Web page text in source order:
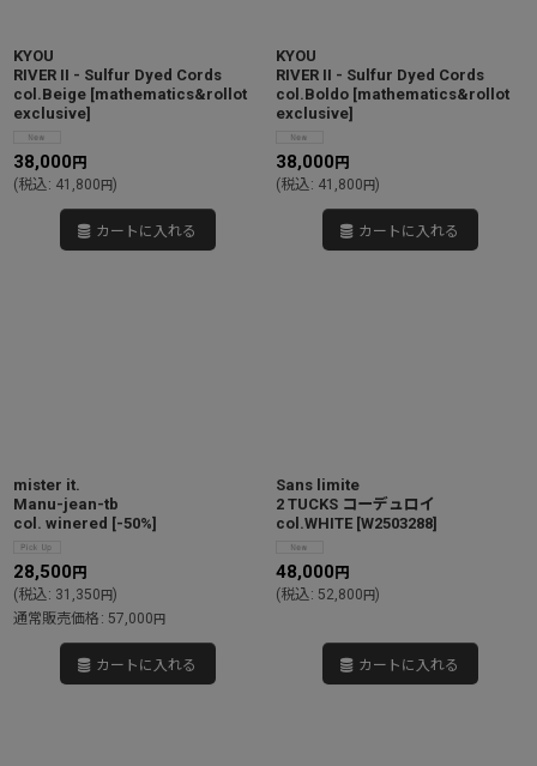
KYOU
RIVER II - Sulfur Dyed Cords
col.Beige [mathematics&rollot
exclusive]
38,000 円
(税込: 41,800円)
カートに入れる
KYOU
RIVER II - Sulfur Dyed Cords
col.Boldo [mathematics&rollot
exclusive]
38,000 円
(税込: 41,800円)
カートに入れる
mister it.
Manu-jean-tb
col. winered [-50%]
28,500 円
(税込: 31,350円)
通常販売価格 : 57,000円
カートに入れる
Sans limite
2 TUCKS コーデュロイ
col.WHITE [W2503288]
48,000 円
(税込: 52,800円)
カートに入れる